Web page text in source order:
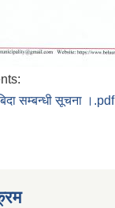
सम्बन्धी सूचना ।.pdf